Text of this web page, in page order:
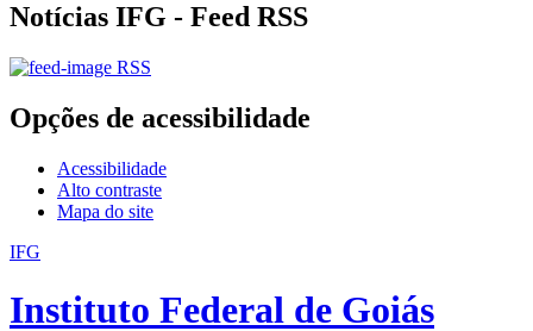
Notícias IFG - Feed RSS
RSS
Opções de acessibilidade
Acessibilidade
Alto contraste
Mapa do site
IFG
Instituto Federal de Goiás